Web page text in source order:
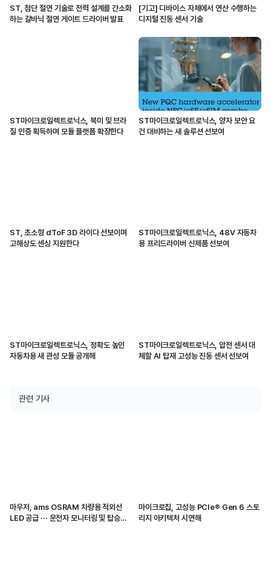
ST, 첨단 절연 기술로 전력 설계를 간소화
하는 갈바닉 절연 게이트 드라이버 발표
[기고] 디바이스 자체에서 연산 수행하는
디지털 진동 센서 기술
ST마이크로일렉트로닉스, 북미 및 브라
질 인증 획득하며 모듈 플랫폼 확장한다
ST마이크로일렉트로닉스, 양자 보안 요
건 대비하는 새 솔루션 선보여
ST, 초소형 dToF 3D 라이다 선보이며
고해상도 센싱 지원한다
ST마이크로일렉트로닉스, 48V 자동차
용 프리드라이버 신제품 선보여
ST마이크로일렉트로닉스, 정확도 높인
자동차용 새 관성 모듈 공개해
ST마이크로일렉트로닉스, 압전 센서 대
체할 AI 탑재 고성능 진동 센서 선보여
관련 기사
마우저, ams OSRAM 차량용 적외선
LED 공급 ··· 운전자 모니터링 및 탑승자
마이크로칩, 고성능 PCIe® Gen 6 스토
리지 아키텍처 시연해